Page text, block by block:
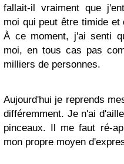
fallait-il vraiment que
moi qui peut être timide
À ce moment, j'ai senti
moi, en tous cas pas
milliers de personnes.
Aujourd'hui je reprends
différemment. Je n'ai
pinceaux. Il me faut ré-
mon propre moyen